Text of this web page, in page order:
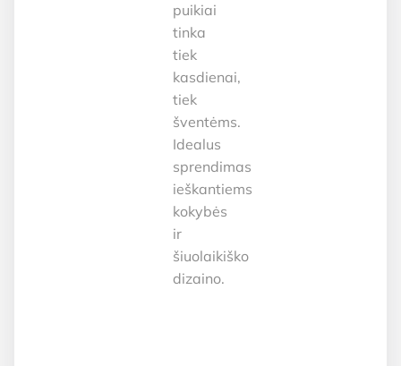
puikiai
tinka
tiek
kasdienai,
tiek
šventėms.
Idealus
sprendimas
ieškantiems
kokybės
ir
šiuolaikiško
dizaino.